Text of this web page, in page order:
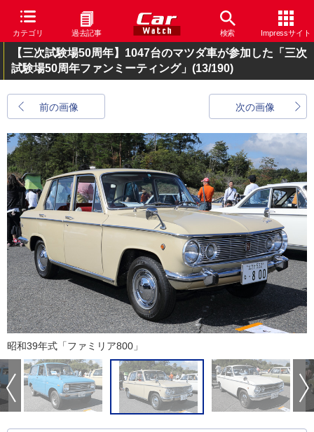
カテゴリ 過去記事 検索 Impressサイト
【三次試験場50周年】1047台のマツダ車が参加した「三次
試験場50周年ファンミーティング」 (13/190)
前の画像 次の画像
昭和39年式「ファミリア800」